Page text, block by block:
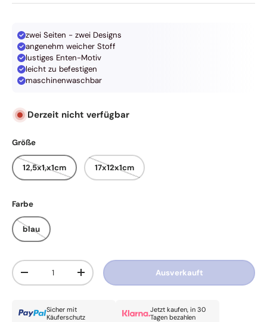
zwei Seiten - zwei Designs
angenehm weicher Stoff
lustiges Enten-Motiv
leicht zu befestigen
maschinenwaschbar
Derzeit nicht verfügbar
Größe
12,5x1,x1cm 17x12x1cm
Farbe
blau
Anzahl
Menge verringernMenge erhöhen Ausverkauft
Sicher mit
Käuferschutz
Jetzt kaufen, in 30
Tagen bezahlen